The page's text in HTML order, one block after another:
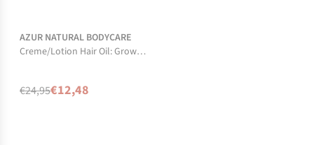
Niet op voorraad
AZUR NATURAL BODYCARE
Creme/Lotion Hair Oil: Growth
€24,95€12,48